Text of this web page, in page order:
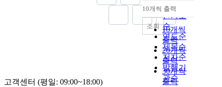
순
인기도
순
연도순
제목순
저자순
발행기
관순
내림차순
10개씩 출력
10개씩
출력
20개씩
출력
30개씩
출력
조회
고객센터 (평일: 09:00~18:00)